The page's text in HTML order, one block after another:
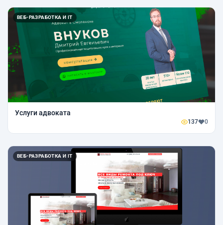
ВЕБ-РАЗРАБОТКА И IT
Услуги адвоката
137 0
ВЕБ-РАЗРАБОТКА И IT